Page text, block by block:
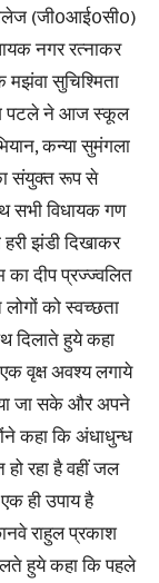
(जी0आई0सी0)
नगर रत्नाकर
सुचिश्मिता
पटले ने आज स्कूल
कन्या सुमंगला
संयुक्त रूप से
सभी विधायक गण
झंडी दिखाकर
का दीप प्रज्ज्वलित
को स्वच्छता
दिलाते हुये कहा
वृक्ष अवश्य लगाये
जा सके और अपने
कहा कि अंधाधुन्ध
रहा है वहीं जल
ही उपाय है
राहुल प्रकाश
हुये कहा कि पहले